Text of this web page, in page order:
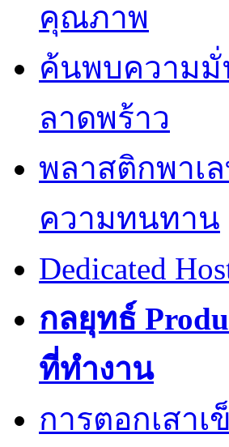
คุณภาพ
ค้นพบความ
ลาดพร้าว
พลาสติกพาเ
ความทนทาน
Dedicated
กลยุทธ์
ที่ทำงาน
การตอกเสา